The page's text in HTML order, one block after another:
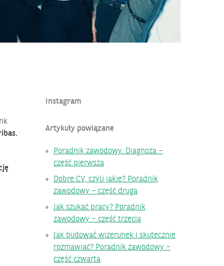
blog/poradnik-zawodowy-diagnoza-czesc-pierwsza
Instagram
Artykuły powiązane
Poradnik zawodowy. Diagnoza –
część pierwsza
Dobre CV, czyli jakie? Poradnik
zawodowy – część druga
Jak szukać pracy? Poradnik
zawodowy – część trzecia
Jak budować wizerunek i skutecznie
rozmawiać? Poradnik zawodowy –
część czwarta